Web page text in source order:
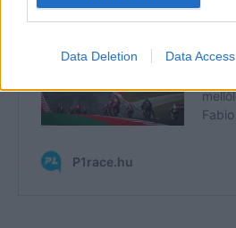
Data Deletion Data Access